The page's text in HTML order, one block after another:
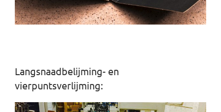
Langsnaadbelijming- en
vierpuntsverlijming: